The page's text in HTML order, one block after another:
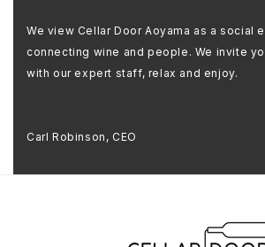
We view Cellar Door Aoyama as a social
connecting wine and people. We invite
with our expert staff, relax and enjoy.
Carl Robinson, CEO